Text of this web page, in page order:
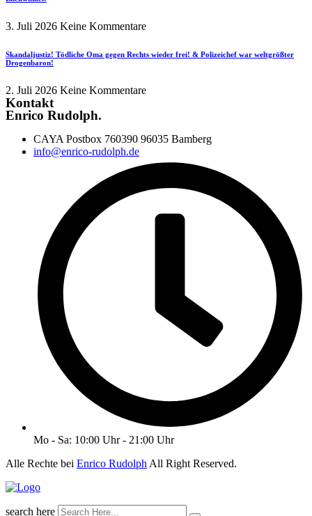
3. Juli 2026 Keine Kommentare
Skandaljustiz! Tödliche Oma gegen Rechts wieder frei! & Polizeichef war weltgrößter
Drogenbaron!
2. Juli 2026 Keine Kommentare
Kontakt
Enrico Rudolph.
CAYA Postbox 760390 96035 Bamberg
info@enrico-rudolph.de
Mo - Sa: 10:00 Uhr - 21:00 Uhr
Alle Rechte bei Enrico Rudolph All Right Reserved.
search here